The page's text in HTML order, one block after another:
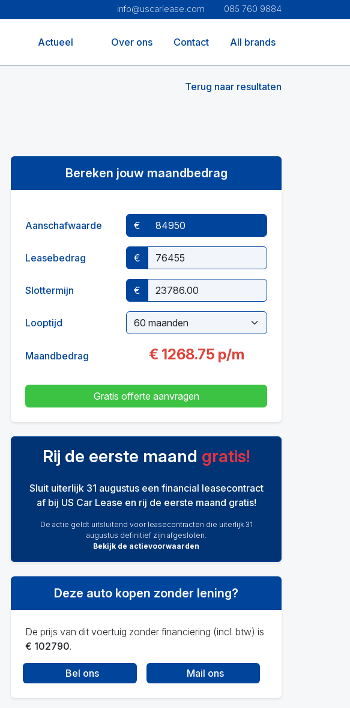
info@uscarlease.com 085 760 9884
Actueel Over ons Contact All brands
Terug naar resultaten
Bereken jouw maandbedrag
Aanschafwaarde €
Leasebedrag €
Slottermijn €
Looptijd
Maandbedrag € 1268.75 p/m
Gratis offerte aanvragen
Rij de eerste maand gratis!
Sluit uiterlijk 31 augustus een financial leasecontract
af bij US Car Lease en rij de eerste maand gratis!
De actie geldt uitsluitend voor leasecontracten die uiterlijk 31
augustus definitief zijn afgesloten.
Bekijk de actievoorwaarden
Deze auto kopen zonder lening?
De prijs van dit voertuig zonder financiering (incl. btw) is
€ 102790.
Bel ons Mail ons